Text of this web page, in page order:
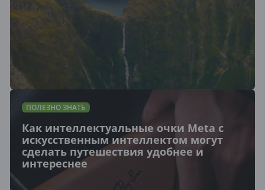
ПОЛЕЗНО ЗНАТЬ
Как интеллектуальные очки Meta с
искусственным интеллектом могут
сделать путешествия удобнее и
интереснее